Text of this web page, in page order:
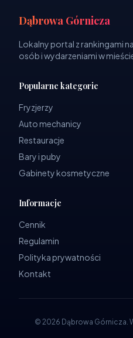
Dąbrowa Górnicza
Lokalny portal z rankingami
osób i wydarzeniami w
Popularne kategorie
Fryzjerzy
Auto mechanicy
Restauracje
Bary i puby
Gabinety kosmetyczne
Informacje
Cennik
Regulamin
Polityka prywatności
Kontakt
© 2026 Dąbrowa Górnicza.